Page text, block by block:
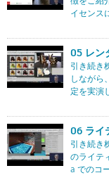
イセンス
05 レン
引き続き
しながら
定を実演
06 ライ
引き続き
のライテ
a でのコ